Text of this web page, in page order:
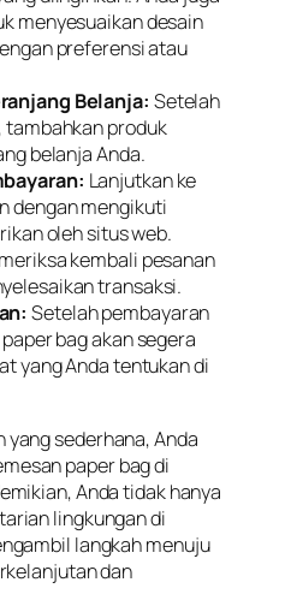
menyesuaikan desain
preferensi atau
Belanja: Setelah
tambahkan produk
belanja Anda.
Lanjutkan ke
dengan mengikuti
oleh situs web.
kembali pesanan
transaksi.
Setelah pembayaran
bag akan segera
yang Anda tentukan di
sederhana, Anda
paper bag di
Anda tidak hanya
lingkungan di
langkah menuju
dan